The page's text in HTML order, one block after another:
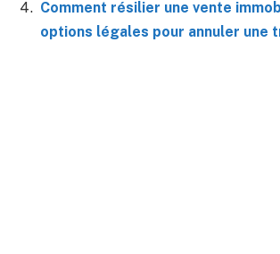
Comment résilier une vente
options légales pour annuler une